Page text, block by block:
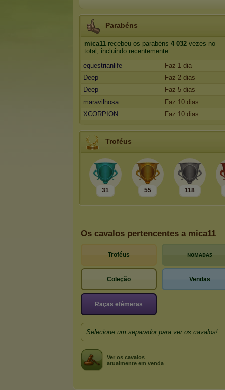
Parabéns
mica11 recebeu os parabéns 4 032 vezes no
total, incluindo recentemente:
equestrianlife
Faz 1 dia
Deep
Faz 2 dias
Deep
Faz 5 dias
maravilhosa
Faz 10 dias
XCORPION
Faz 10 dias
Troféus
31 55 118
Os cavalos pertencentes a mica11
Troféus ɴᴏᴍᴀᴅᴀꜱ
Coleção Vendas
Raças efémeras
Selecione um separador para ver os cavalos!
Ver os cavalos
atualmente em venda